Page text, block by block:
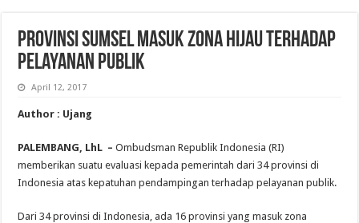
Provinsi Sumsel Masuk Zona Hijau Terhadap
Pelayanan Publik
April 12, 2017
Author : Ujang
PALEMBANG, LhL – Ombudsman Republik Indonesia (RI)
memberikan suatu evaluasi kepada pemerintah dari 34 provinsi di
Indonesia atas kepatuhan pendampingan terhadap pelayanan publik.
Dari 34 provinsi di Indonesia, ada 16 provinsi yang masuk zona